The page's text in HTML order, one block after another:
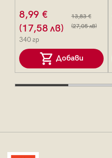
8,99 €
(17,58 лв)
13,83 €
(27,05 лв)
340 гр
Добави